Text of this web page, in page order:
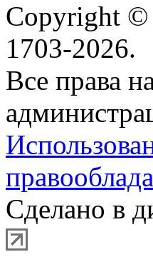
Copyright ©
1703-2026.
Все права
Сделано в